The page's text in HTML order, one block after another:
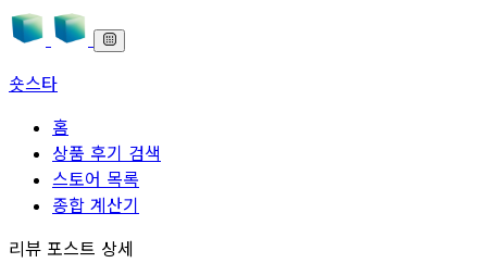
숏스타
홈
상품 후기 검색
스토어 목록
종합 계산기
본문으로 바로가기
리뷰 포스트 상세